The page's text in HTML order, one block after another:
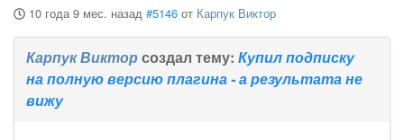
10 года 9 мес. назад #5146 от Карпук Виктор
Карпук Викторсоздал тему: Купил подписку
на полную версию плагина - а результата не
вижу